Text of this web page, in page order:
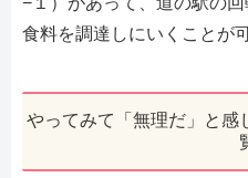
食料を調達しにいくことが
やってみて「無理だ」と感